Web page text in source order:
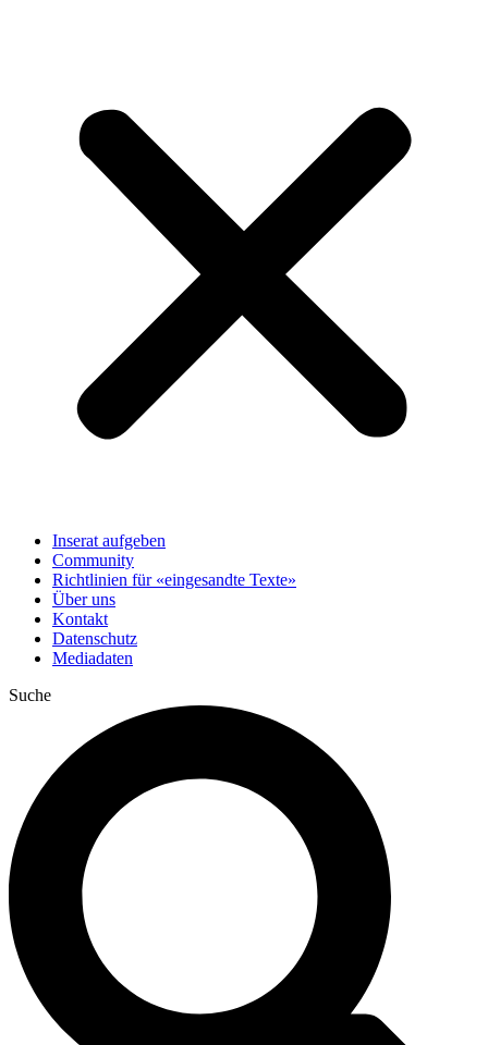
Inserat aufgeben
Community
Richtlinien für «eingesandte Texte»
Über uns
Kontakt
Datenschutz
Mediadaten
Suche